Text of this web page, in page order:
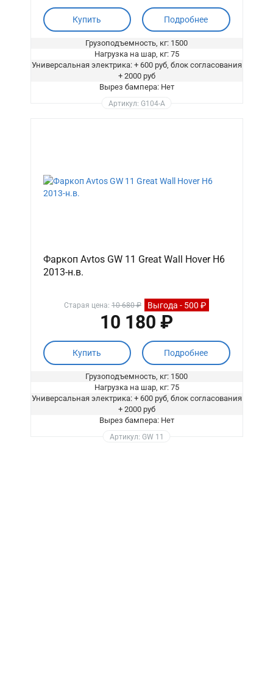
Купить Подробнее
Грузоподъемность, кг: 1500
Нагрузка на шар, кг: 75
Универсальная электрика: + 600 руб, блок согласования
+ 2000 руб
Вырез бампера: Нет
Артикул: G104-A
Фаркоп Avtos GW 11 Great Wall Hover H6
2013-н.в.
Старая цена: 10 680 ₽ Выгода - 500 ₽
10 180 ₽
Купить Подробнее
Грузоподъемность, кг: 1500
Нагрузка на шар, кг: 75
Универсальная электрика: + 600 руб, блок согласования
+ 2000 руб
Вырез бампера: Нет
Артикул: GW 11